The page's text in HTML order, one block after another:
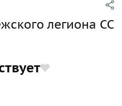
легиона СС